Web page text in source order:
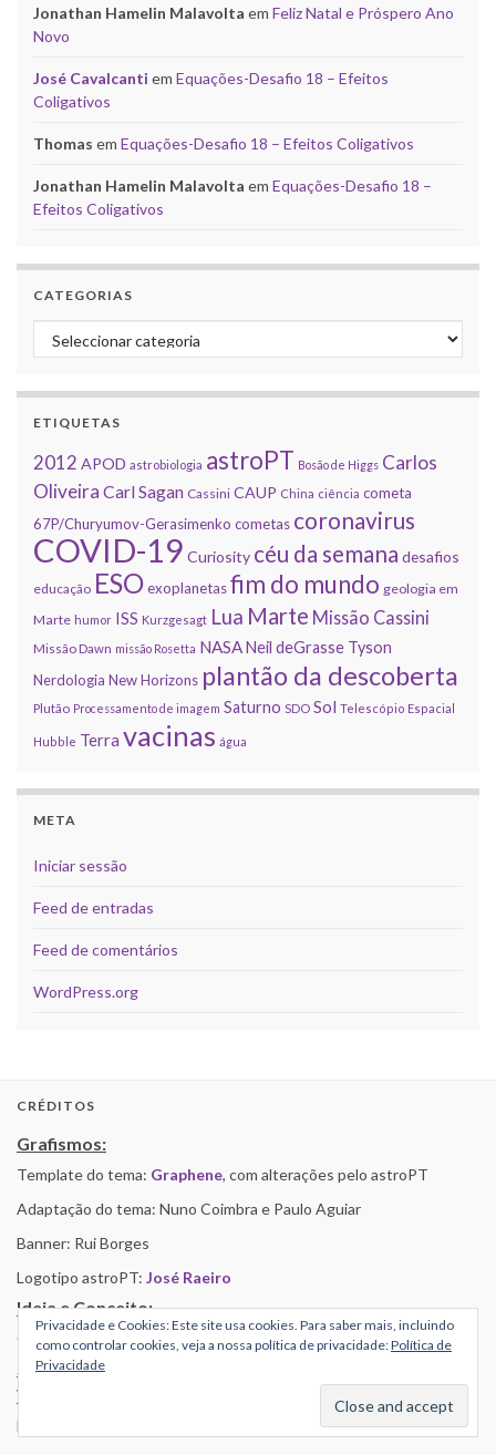
Jonathan Hamelin Malavolta em Feliz Natal e Próspero Ano
Novo
José Cavalcanti em Equações-Desafio 18 – Efeitos
Coligativos
Thomas em Equações-Desafio 18 – Efeitos Coligativos
Jonathan Hamelin Malavolta em Equações-Desafio 18 –
Efeitos Coligativos
CATEGORIAS
Categorias
ETIQUETAS
2012 APOD astrobiologia astroPT Bosão de Higgs Carlos
Oliveira Carl Sagan Cassini CAUP China ciência cometa
67P/Churyumov-Gerasimenko cometas coronavirus
COVID-19 Curiosity céu da semana desafios
educação ESOexoplanetasfim do mundo geologia em
Marte humor ISS Kurzgesagt Lua Marte Missão Cassini
Missão Dawn missão Rosetta NASA Neil deGrasse Tyson
Nerdologia New Horizons plantão da descoberta
Plutão Processamento de imagem Saturno SDO Sol Telescópio Espacial
Hubble Terra vacinas água
META
Iniciar sessão
Feed de entradas
Feed de comentários
WordPress.org
CRÉDITOS
Grafismos:
Template do tema: Graphene, com alterações pelo astroPT
Adaptação do tema: Nuno Coimbra e Paulo Aguiar
Banner: Rui Borges
Logotipo astroPT: José Raeiro
Ideia e Conceito:
Carlos Oliveira e Daniel Bento
Suporte Técnico, Programação, manutenção Plugins
Wordpress:
Nuno Coimbra
Privacidade e Cookies: Este site usa cookies. Para saber mais, incluindo
como controlar cookies, veja a nossa política de privacidade:Política de
Privacidade